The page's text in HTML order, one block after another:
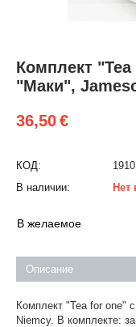
Комплект
"Маки",
36,50€
КОД:
В наличии:
Нет
В желаемое
Описание
Комплект "Tea for one"
Niemcy. В комплекте: